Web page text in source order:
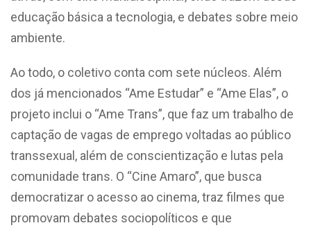
educação básica a tecnologia, e debates sobre meio
ambiente.
Ao todo, o coletivo conta com sete núcleos. Além
dos já mencionados “Ame Estudar” e “Ame Elas”, o
projeto inclui o “Ame Trans”, que faz um trabalho de
captação de vagas de emprego voltadas ao público
transsexual, além de conscientização e lutas pela
comunidade trans. O “Cine Amaro”, que busca
democratizar o acesso ao cinema, traz filmes que
promovam debates sociopolíticos e que